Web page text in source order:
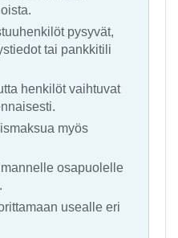
pysyvät,
tai pankkitili
henkilöt vaihtuvat
myös
osapuolelle
usealle eri